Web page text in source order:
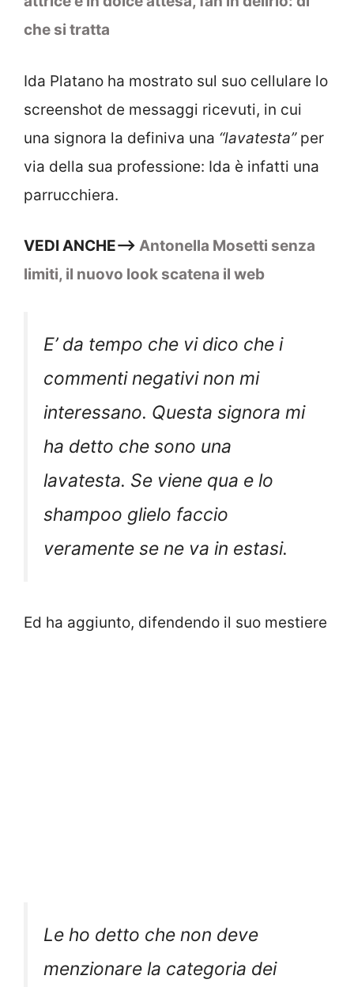
che si tratta
Ida Platano ha mostrato sul suo cellulare lo
screenshot de messaggi ricevuti, in cui
una signora la definiva una “lavatesta”per
via della sua professione: Ida è infatti una
parrucchiera.
VEDI ANCHE—> Antonella Mosetti senza
limiti, il nuovo look scatena il web
E’ da tempo che vi dico che i
commenti negativi non mi
interessano. Questa signora mi
ha detto che sono una
lavatesta. Se viene qua e lo
shampoo glielo faccio
veramente se ne va in estasi.
Ed ha aggiunto, difendendo il suo mestiere
Le ho detto che non deve
menzionare la categoria dei